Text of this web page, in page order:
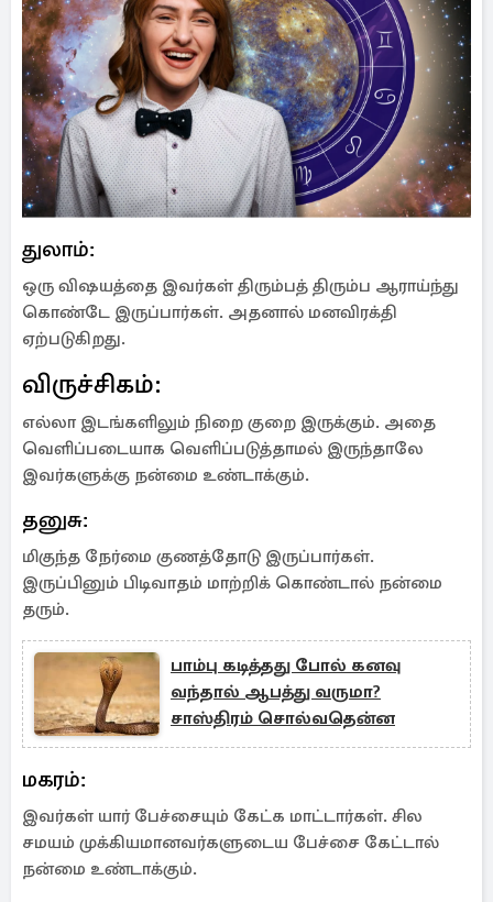
துலாம்:
ஒரு விஷயத்தை இவர்கள் திரும்பத் திரும்ப ஆராய்ந்து
கொண்டே இருப்பார்கள். அதனால் மனவிரக்தி
ஏற்படுகிறது.
விருச்சிகம்:
எல்லா இடங்களிலும் நிறை குறை இருக்கும். அதை
வெளிப்படையாக வெளிப்படுத்தாமல் இருந்தாலே
இவர்களுக்கு நன்மை உண்டாக்கும்.
தனுசு:
மிகுந்த நேர்மை குணத்தோடு இருப்பார்கள்.
இருப்பினும் பிடிவாதம் மாற்றிக் கொண்டால் நன்மை
தரும்.
பாம்பு கடித்தது போல் கனவு
வந்தால் ஆபத்து வருமா?
சாஸ்திரம் சொல்வதென்ன
மகரம்:
இவர்கள் யார் பேச்சையும் கேட்க மாட்டார்கள். சில
சமயம் முக்கியமானவர்களுடைய பேச்சை கேட்டால்
நன்மை உண்டாக்கும்.